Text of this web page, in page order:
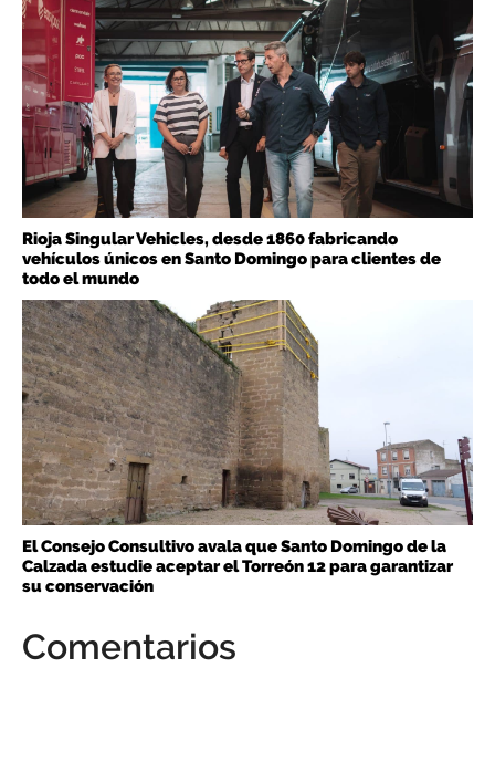
Rioja Singular Vehicles, desde 1860 fabricando
vehículos únicos en Santo Domingo para clientes de
todo el mundo
El Consejo Consultivo avala que Santo Domingo de la
Calzada estudie aceptar el Torreón 12 para garantizar
su conservación
Comentarios